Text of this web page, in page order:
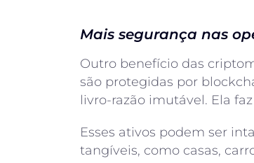
Mais segurança nas
Outro benefício das
são protegidas por
livro-razão imutável. Ela
Esses ativos podem ser
tangíveis, como casas,